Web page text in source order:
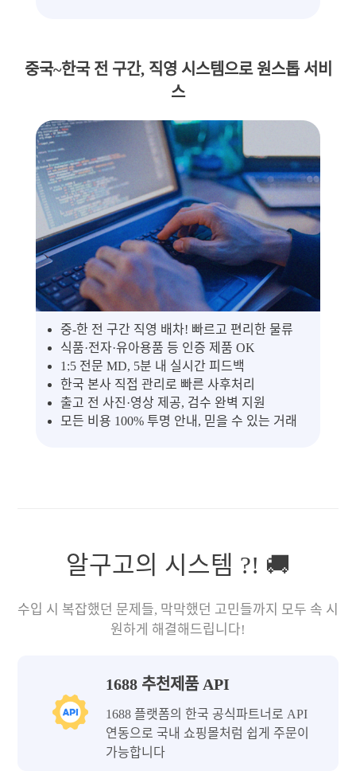
중국~한국 전 구간, 직영 시스템으로 원스톱 서비
스
중-한 전 구간 직영 배차! 빠르고 편리한 물류
식품·전자·유아용품 등 인증 제품 OK
1:5 전문 MD, 5분 내 실시간 피드백
한국 본사 직접 관리로 빠른 사후처리
출고 전 사진·영상 제공, 검수 완벽 지원
모든 비용 100% 투명 안내, 믿을 수 있는 거래
알구고의 시스템 ?! 🚚
수입 시 복잡했던 문제들, 막막했던 고민들까지 모두 속 시
원하게 해결해드립니다!
1688 추천제품 API
1688 플랫폼의 한국 공식파트너로 API
연동으로 국내 쇼핑몰처럼 쉽게 주문이
가능합니다